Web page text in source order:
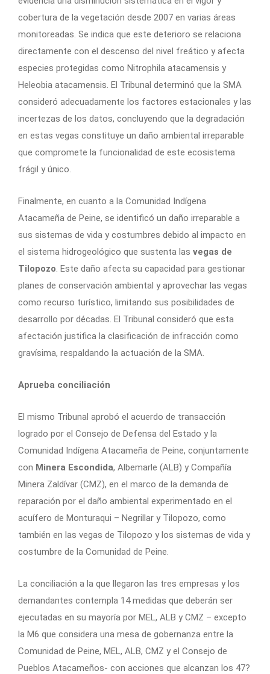
cobertura de la vegetación desde 2007 en varias áreas
monitoreadas. Se indica que este deterioro se relaciona
directamente con el descenso del nivel freático y afecta
especies protegidas como Nitrophila atacamensis y
Heleobia atacamensis. El Tribunal determinó que la SMA
consideró adecuadamente los factores estacionales y las
incertezas de los datos, concluyendo que la degradación
en estas vegas constituye un daño ambiental irreparable
que compromete la funcionalidad de este ecosistema
frágil y único.
Finalmente, en cuanto a la Comunidad Indígena
Atacameña de Peine, se identificó un daño irreparable a
sus sistemas de vida y costumbres debido al impacto en
el sistema hidrogeológico que sustenta las vegas de
Tilopozo. Este daño afecta su capacidad para gestionar
planes de conservación ambiental y aprovechar las vegas
como recurso turístico, limitando sus posibilidades de
desarrollo por décadas. El Tribunal consideró que esta
afectación justifica la clasificación de infracción como
gravísima, respaldando la actuación de la SMA.
Aprueba conciliación
El mismo Tribunal aprobó el acuerdo de transacción
logrado por el Consejo de Defensa del Estado y la
Comunidad Indígena Atacameña de Peine, conjuntamente
con Minera Escondida, Albemarle (ALB) y Compañía
Minera Zaldívar (CMZ), en el marco de la demanda de
reparación por el daño ambiental experimentado en el
acuífero de Monturaqui – Negrillar y Tilopozo, como
también en las vegas de Tilopozo y los sistemas de vida y
costumbre de la Comunidad de Peine.
La conciliación a la que llegaron las tres empresas y los
demandantes contempla 14 medidas que deberán ser
ejecutadas en su mayoría por MEL, ALB y CMZ – excepto
la M6 que considera una mesa de gobernanza entre la
Comunidad de Peine, MEL, ALB, CMZ y el Consejo de
Pueblos Atacameños- con acciones que alcanzan los 47?